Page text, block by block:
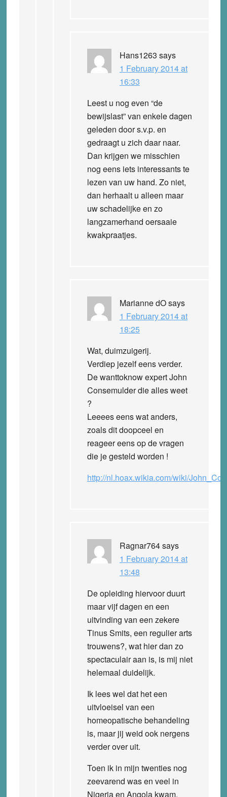
Hans1263 says
1 February 2014 at
16:33
Leest u nog even “de
bewijslast” van enkele dagen
geleden door s.v.p. en
gedraagt u zich daar naar.
Dan krijgen we misschien
nog eens iets interessants te
lezen van uw hand. Zo niet,
dan herhaalt u alleen maar
uw schadelijke en zo
langzamerhand oersaaie
kwakpraatjes.
Marianne dOsays
1 February 2014 at
18:25
Wat, duimzuigerij.
Verdiep jezelf eens verder.
De wanttoknow expert John
Consemulder die alles weet
?
Leeees eens wat anders,
zoals dit doopceel en
reageer eens op de vragen
die je gesteld worden !
http://nl.hoax.wikia.com/wiki/
Ragnar764says
1 February 2014 at
13:48
De opleiding hiervoor duurt
maar vijf dagen en een
uitvinding van een zekere
Tinus Smits, een regulier arts
trouwens?, wat hier dan zo
spectaculair aan is, is mij niet
helemaal duidelijk.
Ik lees wel dat het een
uitvloeisel van een
homeopatische behandeling
is, maar jij weid ook nergens
verder over uit.
Toen ik in mijn twenties nog
zeevarend was en veel in
Nigeria en Angola kwam,